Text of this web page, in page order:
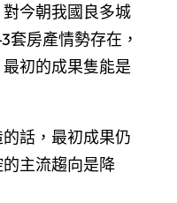
今朝我國良多城
套房產情勢存在，
初的成果隻能是
話，最初成果仍
主流趨向是降